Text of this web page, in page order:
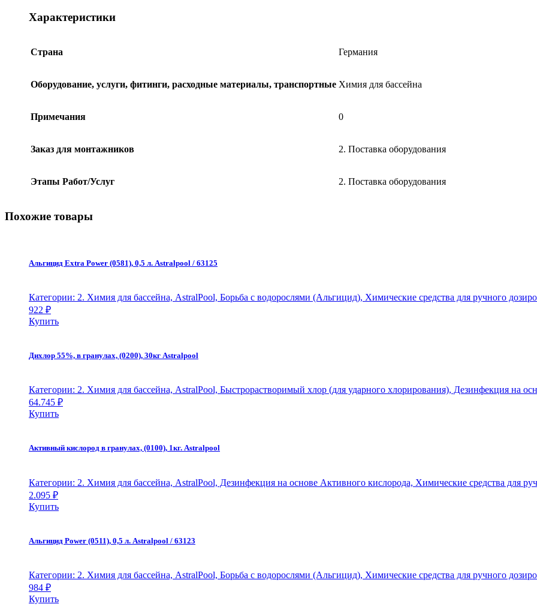
Chemoform
quantityХарактеристики
Страна Германия
Оборудование, услуги, фитинги, расходные материалы, транспортные Химия для бассейна
Примечания 0
Заказ для монтажников 2. Поставка оборудования
Этапы Работ/Услуг 2. Поставка оборудования
Похожие товары
Альгицид Extra Power (0581), 0,5 л. Astralpool / 63125
Категории: 2. Химия для бассейна, AstralPool, Борьба с водорослями (Альгицид), Химические средства для ручного
922 ₽
Купить
Дихлор 55%, в гранулах, (0200), 30кг Astralpool
Категории: 2. Химия для бассейна, AstralPool, Быстрорастворимый хлор (для ударного хлорирования), Дезинфекция на
64.745 ₽
Купить
Активный кислород в гранулах, (0100), 1кг. Astralpool
Категории: 2. Химия для бассейна, AstralPool, Дезинфекция на основе Активного кислорода, Химические средства для
2.095 ₽
Купить
Альгицид Power (0511), 0,5 л. Astralpool / 63123
Категории: 2. Химия для бассейна, AstralPool, Борьба с водорослями (Альгицид), Химические средства для ручного
984 ₽
Купить